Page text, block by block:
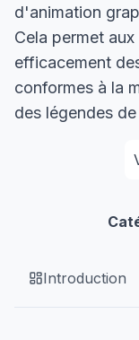
d'animation
Cela permet
efficacement
conformes à la
des légendes
Introduction